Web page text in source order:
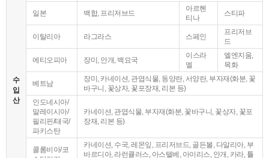
수
입
산
일본 백합, 프리저브드
아르헨
티나
스티파
이탈리아 라그라스 스페인
프리저브
드
에티오피아 장미, 안개, 백묘국
이스라
엘
엘엔지움,
목화
베트남
장미, 카네이션, 관엽식물, 동양란, 서양란, 부자재(화분, 꽃
바구니, 꽃상자, 꽃포장재, 리본 등)
인도네시아/
말레이시아/
필리핀/태국/
파키스탄
카네이션, 관엽식물, 부자재(화분, 꽃바구니, 꽃상자, 꽃포
장재, 리본 등)
콜롬비아/코
카네이션, 수국, 레몬잎, 프리저브드, 골든볼, 다알리아, 부
바르디아, 라런큘러스, 아스텔베, 아이리스, 안개, 카라, 튤